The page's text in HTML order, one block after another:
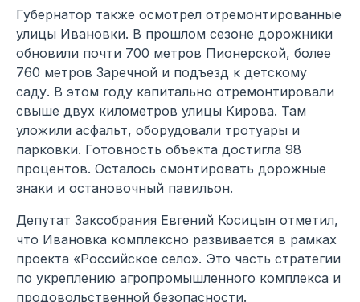
Губернатор также осмотрел отремонтированные
улицы Ивановки. В прошлом сезоне дорожники
обновили почти 700 метров Пионерской, более
760 метров Заречной и подъезд к детскому
саду. В этом году капитально отремонтировали
свыше двух километров улицы Кирова. Там
уложили асфальт, оборудовали тротуары и
парковки. Готовность объекта достигла 98
процентов. Осталось смонтировать дорожные
знаки и остановочный павильон.
Депутат Заксобрания Евгений Косицын отметил,
что Ивановка комплексно развивается в рамках
проекта «Российское село». Это часть стратегии
по укреплению агропромышленного комплекса и
продовольственной безопасности.